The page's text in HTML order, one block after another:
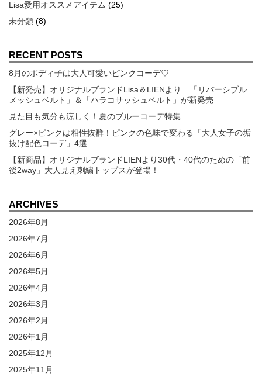
Lisa愛用オススメアイテム (25)
未分類 (8)
RECENT POSTS
8月のボディ子は大人可愛いピンクコーデ♡
【新発売】オリジナルブランドLisa＆LIENより 「リバーシブル
メッシュベルト」＆「ハラコサッシュベルト」が新発売
見た目も気分も涼しく！夏のブルーコーデ特集
グレー×ピンクは相性抜群！ピンクの色味で変わる「大人女子の垢
抜け配色コーデ」4選
【新商品】オリジナルブランドLIENより30代・40代のための「前
後2way」大人見え刺繍トップスが登場！
ARCHIVES
2026年8月
2026年7月
2026年6月
2026年5月
2026年4月
2026年3月
2026年2月
2026年1月
2025年12月
2025年11月